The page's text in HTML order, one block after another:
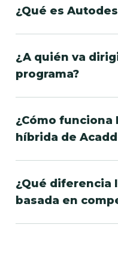
¿Qué es
¿A quién va
programa?
¿Cómo
híbrida de
¿Qué diferencia
basada en